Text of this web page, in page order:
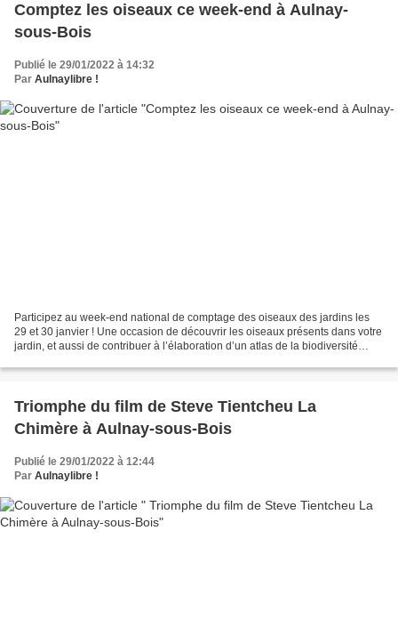
Comptez les oiseaux ce week-end à Aulnay-
sous-Bois
Publié le 29/01/2022 à 14:32
Par Aulnaylibre !
Participez au week-end national de comptage des oiseaux des jardins les
29 et 30 janvier ! Une occasion de découvrir les oiseaux présents dans votre
jardin, et aussi de contribuer à l’élaboration d’un atlas de la biodiversité
Triomphe du film de Steve Tientcheu La
Chimère à Aulnay-sous-Bois
Publié le 29/01/2022 à 12:44
Par Aulnaylibre !